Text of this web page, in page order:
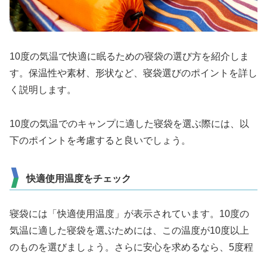
10度の気温で快適に眠るための寝袋の選び方を紹介しま
す。保温性や素材、形状など、寝袋選びのポイントを詳し
く説明します。
10度の気温でのキャンプに適した寝袋を選ぶ際には、以
下のポイントを考慮すると良いでしょう。
快適使用温度をチェック
寝袋には「快適使用温度」が表示されています。10度の
気温に適した寝袋を選ぶためには、この温度が10度以上
のものを選びましょう。さらに安心を求めるなら、5度程